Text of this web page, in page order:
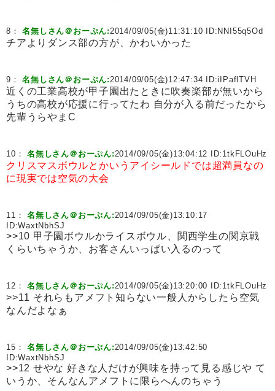
8：名無しさん＠おーぷん:2014/09/05(金)11:31:10 ID: NNI55q5Od
チアよりダンス部の方が、かわいかった
9：名無しさん＠おーぷん:2014/09/05(金)12:47:34 ID:iIPaflTVH
近くの工業高校が甲子園出たときに吹奏楽部が無いから
うちの高校が応援に行ってたわ 自分が入る前だったから
先輩うらやまC
10：名無しさん＠おーぷん:2014/09/05(金)13:04:12 ID: 1tkFLOuHz
クリスマスボウルとかいうアイシールドでは超満員なの
に現実では空気の大会
11：名無しさん＠おーぷん:2014/09/05(金)13:10:17
ID:WaxtNbhSJ
>>10 甲子園ボウルかライスボウル、関西学生の関京戦
くらいちゃうか、お客さんいっぱい入るのって
12：名無しさん＠おーぷん:2014/09/05(金)13:20:00 ID: 1tkFLOuHz
>>11 それらもアメフト知らない一般人からしたら空気
なんだよなぁ
15：名無しさん＠おーぷん:2014/09/05(金)13:42:50
ID:WaxtNbhSJ
>>12 せやな 好きな人だけが興味を持って見る感じや て
いうか、そんなんアメフトに限らへんのちゃう